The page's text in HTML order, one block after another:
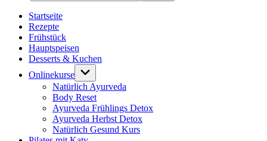
Startseite
Rezepte
Frühstück
Hauptspeisen
Desserts & Kuchen
Onlinekurse
Natürlich Ayurveda
Body Reset
Ayurveda Frühlings Detox
Ayurveda Herbst Detox
Natürlich Gesund Kurs